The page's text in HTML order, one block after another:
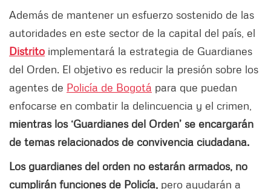
Además de mantener un esfuerzo sostenido de las
autoridades en este sector de la capital del país, el
Distrito implementará la estrategia de Guardianes
del Orden. El objetivo es reducir la presión sobre los
agentes de Policía de Bogotá para que puedan
enfocarse en combatir la delincuencia y el crimen,
mientras los ‘Guardianes del Orden’ se encargarán
de temas relacionados de convivencia ciudadana.
Los guardianes del orden no estarán armados, no
cumplirán funciones de Policía, pero ayudarán a